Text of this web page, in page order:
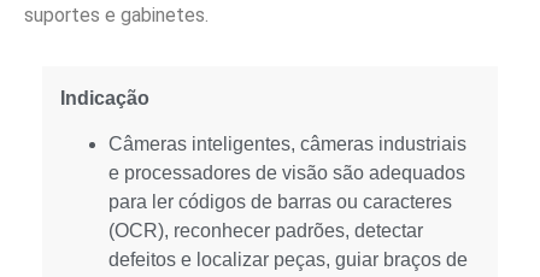
suportes e gabinetes.
Indicação
Câmeras inteligentes, câmeras industriais
e processadores de visão são adequados
para ler códigos de barras ou caracteres
(OCR), reconhecer padrões, detectar
defeitos e localizar peças, guiar braços de